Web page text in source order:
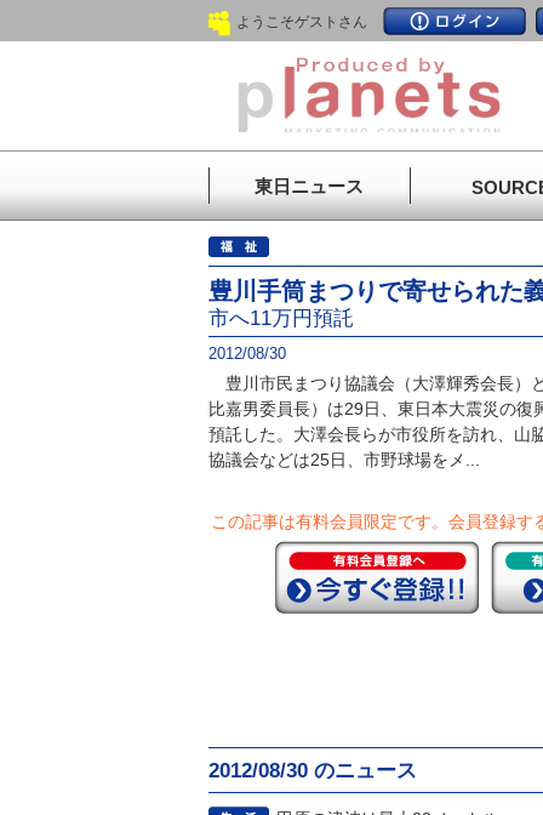
ようこそゲストさん
東日ニュース
豊川手筒まつりで寄せられた
市へ11万円預託
2012/08/30
豊川市民まつり協議会（大澤輝秀会長）
比嘉男委員長）は29日、東日本大震災の復
預託した。大澤会長らが市役所を訪れ、
協議会などは25日、市野球場をメ...
この記事は有料会員限定です。 会員登録す
2012/08/30 のニュース